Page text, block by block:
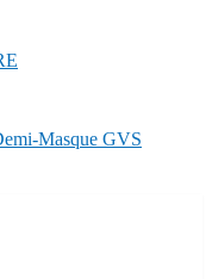
Masque GVS